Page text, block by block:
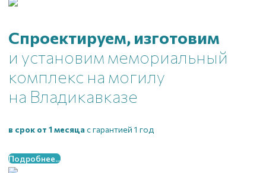
Спроектируем, изготовим
и установим мемориальный
комплекс на могилу
на Владикавказе
в срок от 1 месяцас гарантией 1 год
Подробнее...